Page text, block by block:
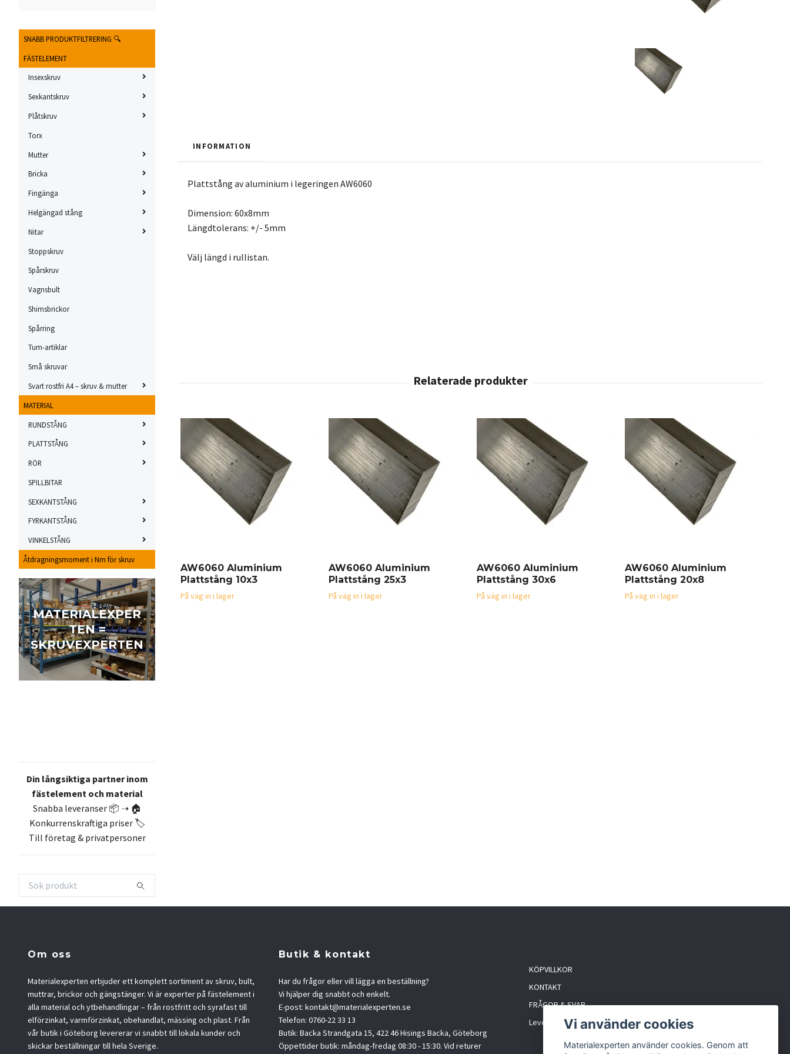
SNABB PRODUKTFILTRERING 🔍
FÄSTELEMENT
Insexskruv
Sexkantskruv
Plåtskruv
Torx
Mutter
Bricka
Fingänga
Helgängad stång
Nitar
Stoppskruv
Spårskruv
Vagnsbult
Shimsbrickor
Spårring
Tum-artiklar
Små skruvar
Svart rostfri A4 – skruv & mutter
MATERIAL
RUNDSTÅNG
PLATTSTÅNG
RÖR
SPILLBITAR
SEXKANTSTÅNG
FYRKANTSTÅNG
VINKELSTÅNG
Åtdragningsmoment i Nm för skruv
MATERIALEXPER
TEN =
SKRUVEXPERTEN
Din långsiktiga partner inom
fästelement och material
Snabba leveranser 📦 ➝ 🏠
Konkurrenskraftiga priser 🏷️
Till företag & privatpersoner
INFORMATION
Plattstång av aluminium i legeringen AW6060
Dimension: 60x8mm
Längdtolerans: +/- 5mm
Välj längd i rullistan.
AW6060 Aluminium
Plattstång 10x3
På väg in i lager
AW6060 Aluminium
Plattstång 25x3
På väg in i lager
AW6060 Aluminium
Plattstång 30x6
På väg in i lager
AW6060 Aluminium
Plattstång 20x8
På väg in i lager
Om oss
Materialexperten erbjuder ett komplett sortiment av skruv, bult,
muttrar, brickor och gängstänger. Vi är experter på fästelement i
alla material och ytbehandlingar – från rostfritt och syrafast till
elförzinkat, varmförzinkat, obehandlat, mässing och plast. Från
vår butik i Göteborg levererar vi snabbt till lokala kunder och
skickar beställningar till hela Sverige.
Butik & kontakt
Har du frågor eller vill lägga en beställning?
Vi hjälper dig snabbt och enkelt.
E-post: kontakt@materialexperten.se
Telefon: 0760-22 33 13
Butik: Backa Strandgata 15, 422 46 Hisings Backa, Göteborg
Öppettider butik: måndag-fredag 08:30 - 15:30. Vid returer
KÖPVILLKOR
KONTAKT
FRÅGOR & SVAR
Leveranstider & frakt
Vi använder cookies
Materialexperten använder cookies. Genom att